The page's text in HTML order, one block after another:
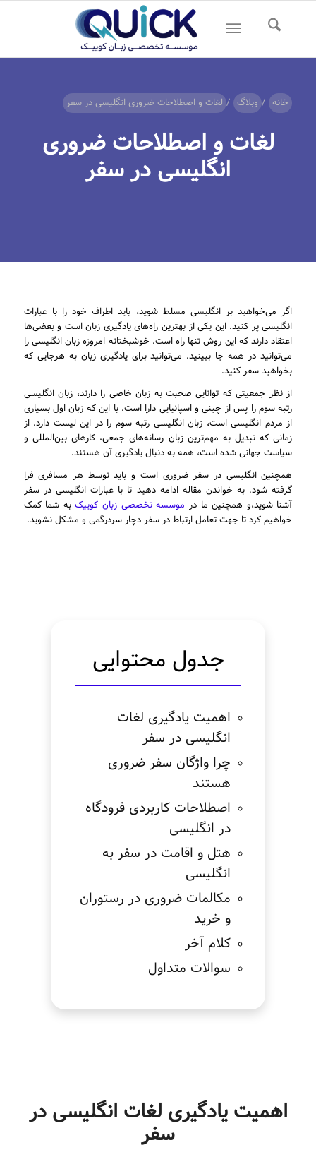
خانه / وبلاگ / لغات و اصطلاحات ضروری انگلیسی در سفر
لغات و اصطلاحات ضروری
انگلیسی در سفر
اگر می‌خواهید بر انگلیسی مسلط شوید، باید اطراف خود را با عبارات
انگلیسی پر کنید. این یکی از بهترین راه‌های یادگیری زبان است و بعضی‌ها
اعتقاد دارند که این روش تنها راه است. خوشبختانه امروزه زبان انگلیسی را
می‌توانید در همه جا ببینید. می‌توانید برای یادگیری زبان به هرجایی که
بخواهید سفر کنید.
از نظر جمعیتی که توانایی صحبت به زبان خاصی را دارند، زبان انگلیسی
رتبه سوم را پس از چینی و اسپانیایی دارا است. با این که زبان اول بسیاری
از مردم انگلیسی است، زبان انگلیسی رتبه سوم را در این لیست دارد. از
زمانی که تبدیل به مهم‌ترین زبان رسانه‌های جمعی، کارهای بین‌المللی و
سیاست جهانی شده است، همه به دنبال یادگیری آن هستند.
همچنین انگلیسی در سفر ضروری است و باید توسط هر مسافری فرا
گرفته شود. به خواندن مقاله ادامه دهید تا با عبارات انگلیسی در سفر
آشنا شوید،و همچنین ما در موسسه تخصصی زبان کوییکبه شما کمک
خواهیم کرد تا جهت تعامل ارتباط در سفر دچار سردرگمی و مشکل نشوید.
جدول محتوایی
اهمیت یادگیری لغات
انگلیسی در سفر
چرا واژگان سفر ضروری
هستند
اصطلاحات کاربردی فرودگاه
در انگلیسی
هتل و اقامت در سفر به
انگلیسی
مکالمات ضروری در رستوران
و خرید
کلام آخر
سوالات متداول
اهمیت یادگیری لغات انگلیسی در
سفر